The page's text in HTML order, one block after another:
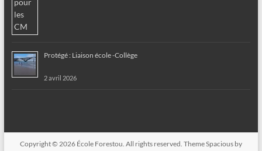
Protégé : Liaison école -Collège
2 avril 2026
Copyright © 2026 École Forestou. All rights reserved. ThemeSpaciousby